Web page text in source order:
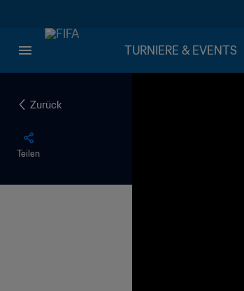
TURNIERE & EVENTS
Zurück
Teilen